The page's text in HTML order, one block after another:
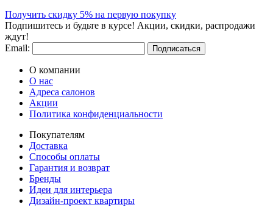
Получить скидку 5% на первую покупку
Подпишитесь и будьте в курсе! Акции, скидки, распродажи
ждут!
Email:
Подписаться
О компании
О нас
Адреса салонов
Акции
Политика конфиденциальности
Покупателям
Доставка
Способы оплаты
Гарантия и возврат
Бренды
Идеи для интерьера
Дизайн-проект квартиры